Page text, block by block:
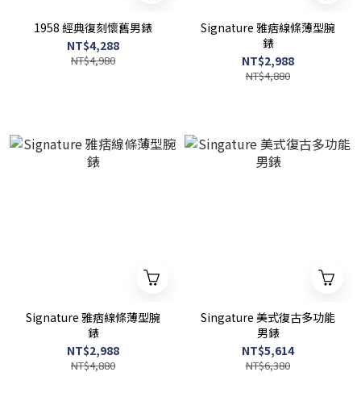
1958 經典復刻懷舊男錶
NT$4,288
NT$4,980
Signature 雅痞線條薄型腕
錶
NT$2,988
NT$4,880
Signature 雅痞線條薄型腕
錶
NT$2,988
NT$4,880
Singature 美式復古多功能
男錶
NT$5,614
NT$6,380